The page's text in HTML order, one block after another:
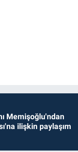
Memişoğlu'ndan
ilişkin paylaşım